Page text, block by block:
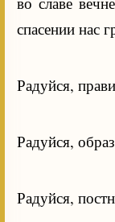
спасении нас
Радуйся,
Радуйся,
Радуйся,